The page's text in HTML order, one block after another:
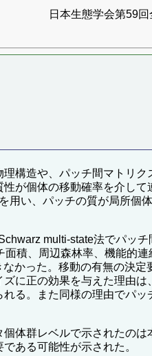
日本生態学会第59
構造や、パッチ間マトリ
が個体の移動確率を介し
用い、パッチの質が局所個
multi-state法でパッ
積、周辺森林率、機能的
かった。移動の有無の決
に正の効果を与えた理由
る。また同様の理由でパ
体群レベルで示されたの
ある可能性が示された。